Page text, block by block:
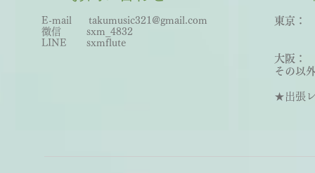
E-mail takumusic321@gmail.com
微信 sxm_ 4832
LINE sxmflute​
東京：
大阪
その以外
★出張レ